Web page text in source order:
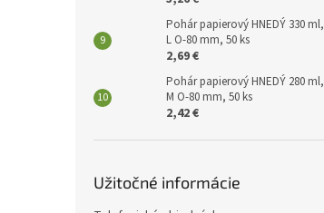
Pohár papierový HNEDÝ 330 ml,
L O-80 mm, 50 ks
2,69 €
Pohár papierový HNEDÝ 280 ml,
M O-80 mm, 50 ks
2,42 €
Užitočné informácie